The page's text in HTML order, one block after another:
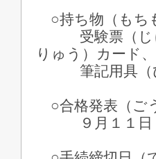
○持ち物（もち
受験票（じゅ
りゅう）カード、
筆記用具（ひ
○合格発表（ご
９月１１日（